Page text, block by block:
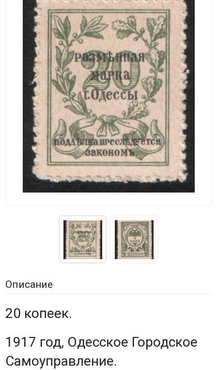
Описание
20 копеек.
1917 год, Одесское Городское
Самоуправление.